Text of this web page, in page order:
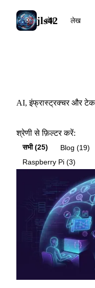
jls42
होम लेख
AI, इंफ्रास्ट्रक्चर और टेक
श्रेणी से फ़िल्टर करें:
सभी (25) Blog (19)
Raspberry Pi (3)